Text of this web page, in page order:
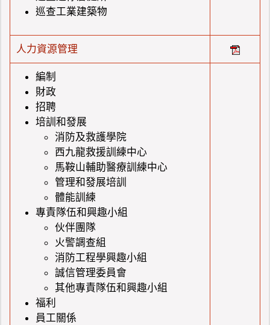
巡查工業建築物
人力資源管理
編制
財政
招聘
培訓和發展
消防及救護學院
西九龍救援訓練中心
馬鞍山輔助醫療訓練中心
管理和發展培訓
體能訓練
專責隊伍和興趣小組
伙伴團隊
火警調查組
消防工程學興趣小組
誠信管理委員會
其他專責隊伍和興趣小組
福利
員工關係